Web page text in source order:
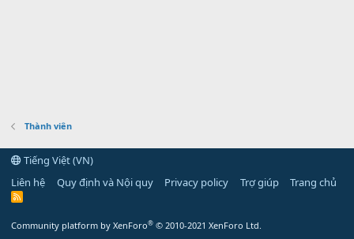
Thành viên
Tiếng Việt (VN)
Liên hệ
Quy định và Nội quy Privacy policy Trợ giúp Trang chủ
R
Community platform by XenForo® © 2010-2021 XenForo Ltd.